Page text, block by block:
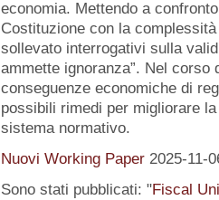
economia. Mettendo a
Costituzione con la
sollevato interrogativi sulla
ammette ignoranza”. Nel corso
conseguenze economiche di
possibili rimedi per migliorare
sistema normativo.
Nuovi Working Paper 2025-11-
Sono stati pubblicati: "Fiscal